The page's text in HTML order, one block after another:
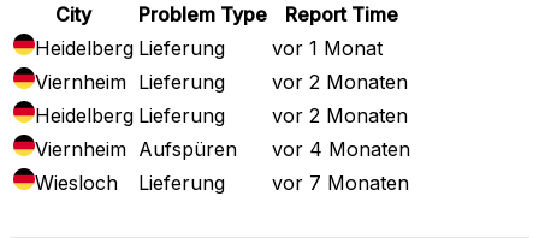
City Problem Type
Report Time
Heidelberg Lieferung
vor 1 Monat
Viernheim Lieferung
vor 2 Monaten
Heidelberg Lieferung
vor 2 Monaten
Viernheim Aufspüren
vor 4 Monaten
Wiesloch
Lieferung vor 7 Monaten